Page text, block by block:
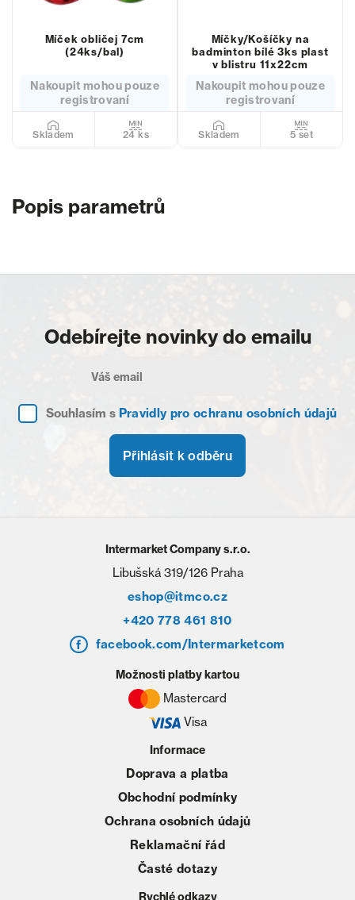
Míček obličej 7cm
(24ks/bal)
Nakoupit mohou pouze
registrovaní
Skladem 24 ks
Míčky/Košíčky na
badminton bílé 3ks plast
v blistru 11x22cm
Nakoupit mohou pouze
registrovaní
Skladem 5 set
Popis parametrů
Odebírejte novinky do emailu
Souhlasím s Pravidly pro ochranu osobních údajů
Přihlásit k odběru
Intermarket Company s.r.o.
Libušská 319/126 Praha
eshop@itmco.cz
+420 778 461 810
facebook.com/Intermarketcom
Informace
Doprava a platba
Obchodní podmínky
Ochrana osobních údajů
Reklamační řád
Časté dotazy
Rychlé odkazy
Možnosti platby kartou
Mastercard
Visa